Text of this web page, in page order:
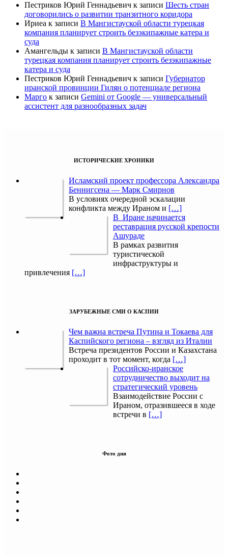
Пестриков Юрий Геннадьевич к записи Шесть стран
договорились о развитии транзитного коридора
Ириеа к записи В Мангистауской области турецкая
компания планирует строить безэкипажные катера и
суда
Амангельды к записи В Мангистауской области
турецкая компания планирует строить безэкипажные
катера и суда
Пестриков Юрий Геннадьевич к записи Губернатор
иранской провинции Гилян о потенциале региона
Марго к записи Gemini от Google — универсальный
ассистент для разнообразных задач
ИСТОРИЧЕСКИЕ ХРОНИКИ
Исламский проект профессора Александра
Беннигсена — Марк Смирнов
В условиях очередной эскалации
конфликта между Ираном и […]
В Иране начинается
реставрация русской крепости
Ашураде
В рамках развития
туристической
инфраструктуры и
привлечения […]
ЗАРУБЕЖНЫЕ СМИ О КАСПИИ
Чем важна встреча Путина и Токаева для
Каспийского региона – взгляд из Италии
Встреча президентов России и Казахстана
проходит в тот момент, когда […]
Российско-иранское
сотрудничество выходит на
стратегический уровень
Взаимодействие России с
Ираном, отразившееся в ходе
встречи в […]
Фото дня